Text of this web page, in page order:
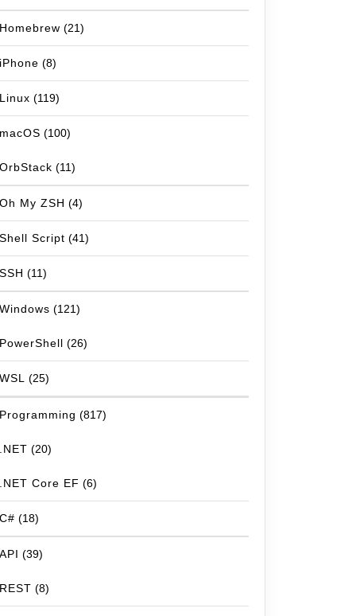
Homebrew (21)
iPhone (8)
Linux (119)
macOS (100)
OrbStack (11)
Oh My ZSH (4)
Shell Script (41)
SSH (11)
Windows (121)
PowerShell (26)
WSL (25)
Programming (817)
.NET (20)
.NET Core EF (6)
C# (18)
API (39)
REST (8)